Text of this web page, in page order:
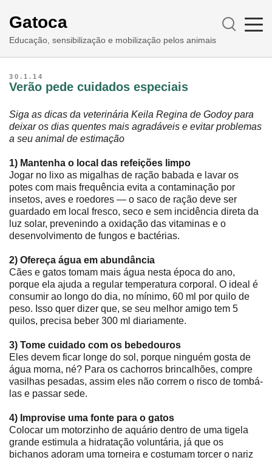
Gatoca
Educação, sensibilização e mobilização pelos animais
30.1.14
Verão pede cuidados especiais
Siga as dicas da veterinária Keila Regina de Godoy para
deixar os dias quentes mais agradáveis e evitar problemas
a seu animal de estimação
1) Mantenha o local das refeições limpo
Jogar no lixo as migalhas de ração babada e lavar os
potes com mais frequência evita a contaminação por
insetos, aves e roedores ― o saco de ração deve ser
guardado em local fresco, seco e sem incidência direta da
luz solar, prevenindo a oxidação das vitaminas e o
desenvolvimento de fungos e bactérias.
2) Ofereça água em abundância
Cães e gatos tomam mais água nesta época do ano,
porque ela ajuda a regular temperatura corporal. O ideal é
consumir ao longo do dia, no mínimo, 60 ml por quilo de
peso. Isso quer dizer que, se seu melhor amigo tem 5
quilos, precisa beber 300 ml diariamente.
3) Tome cuidado com os bebedouros
Eles devem ficar longe do sol, porque ninguém gosta de
água morna, né? Para os cachorros brincalhões, compre
vasilhas pesadas, assim eles não correm o risco de tombá-
las e passar sede.
4) Improvise uma fonte para o gatos
Colocar um motorzinho de aquário dentro de uma tigela
grande estimula a hidratação voluntária, já que os
bichanos adoram uma torneira e costumam torcer o nariz